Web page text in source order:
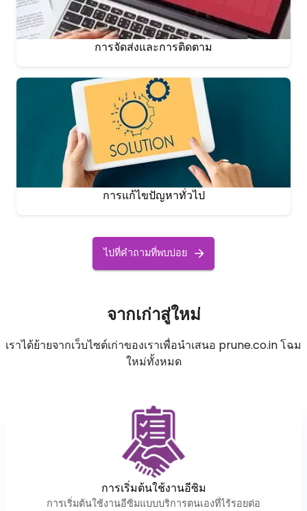
การจัดส่งและการติดตาม
การแก้ไขปัญหาทั่วไป
ไปที่คำถามที่พบบ่อย
จากเก่าสู่ใหม่
เราได้ย้ายจากเว็บไซต์เก่าของเราเพื่อนำเสนอ prune.co.in โฉม
ใหม่ทั้งหมด
การเริ่มต้นใช้งานอีซิม
การเริ่มต้นใช้งานอีซิมแบบบริการตนเองที่ไร้รอยต่อ